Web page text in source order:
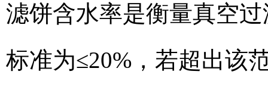
滤饼含水率是衡量真空
标准为≤20%，若超出该